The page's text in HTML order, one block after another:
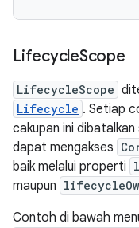
LifecycleScope
LifecycleScope
Lifecycle . Setiap
cakupan ini
dapat mengakses
baik melalui properti
maupun
Contoh di bawah